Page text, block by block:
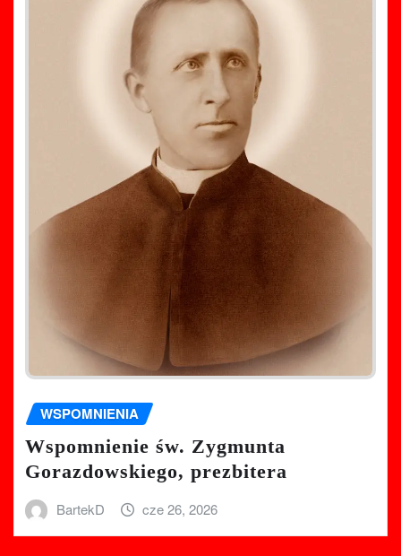
WSPOMNIENIA
Wspomnienie św. Zygmunta
Gorazdowskiego, prezbitera
BartekD cze 26, 2026